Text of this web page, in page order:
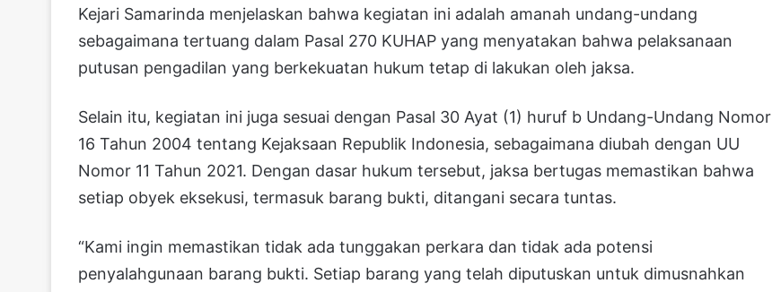
Kejari Samarinda menjelaskan bahwa kegiatan ini adalah amanah undang-undang
sebagaimana tertuang dalam Pasal 270 KUHAP yang menyatakan bahwa pelaksanaan
putusan pengadilan yang berkekuatan hukum tetap di lakukan oleh jaksa.
Selain itu, kegiatan ini juga sesuai dengan Pasal 30 Ayat (1) huruf b Undang-Undang Nomor
16 Tahun 2004 tentang Kejaksaan Republik Indonesia, sebagaimana diubah dengan UU
Nomor 11 Tahun 2021. Dengan dasar hukum tersebut, jaksa bertugas memastikan bahwa
setiap obyek eksekusi, termasuk barang bukti, ditangani secara tuntas.
“Kami ingin memastikan tidak ada tunggakan perkara dan tidak ada potensi
penyalahgunaan barang bukti. Setiap barang yang telah diputuskan untuk dimusnahkan